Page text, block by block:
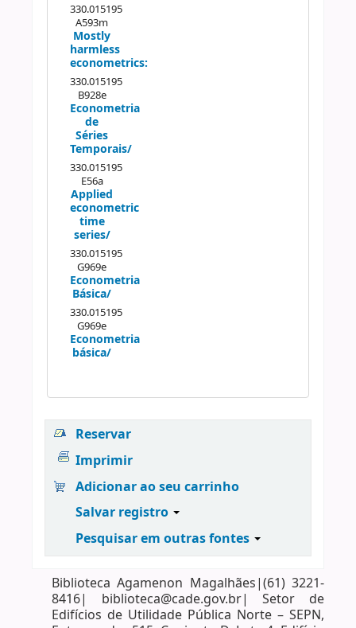
330.015195
A593m
Mostly
harmless
econometrics:
330.015195
B928e
Econometria
de
Séries
Temporais/
330.015195
E56a
Applied
econometric
time
series/
330.015195
G969e
Econometria
Básica/
330.015195
G969e
Econometria
básica/
Reservar
Imprimir
Adicionar ao seu carrinho
Salvar registro
Pesquisar em outras fontes
Biblioteca Agamenon Magalhães|(61) 3221-
8416| biblioteca@cade.gov.br| Setor de
Edifícios de Utilidade Pública Norte – SEPN,